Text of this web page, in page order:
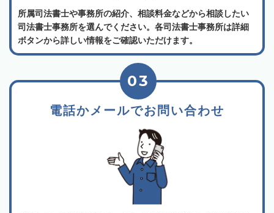
所属司法書士や事務所の紹介、相談料金などから相談したい
司法書士事務所を選んでください。各司法書士事務所は詳細
ボタンから詳しい情報をご確認いただけます。
電話かメールでお問い合わせ
03